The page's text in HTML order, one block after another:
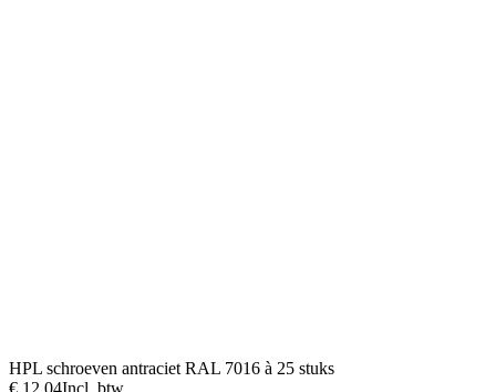
HPL schroeven antraciet RAL 7016 à 25 stuks
€ 12,04Incl. btw